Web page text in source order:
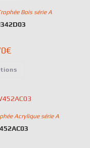
Bois série A
€
Acrylique série A